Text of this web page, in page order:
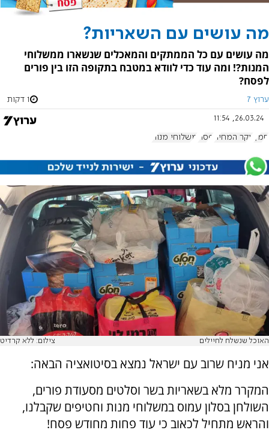
מה עושים עם השאריות?
מה עושים עם כל הממתקים והמאכלים שנשארו ממשלוחי
המנות?! ומה עוד כדי לוודא במטבח בתקופה הזו בין פורים
לפסח?
ערוץ 7 1 דקות
26.03.24, 11:54
חמץ יוקר המחיה פסח משלוחי מנות
האוכל שנשלח לחיילים צילום: ללא קרדיט
אני מניח שרוב עם ישראל נמצא בסיטואציה הבאה:
המקרר מלא בשאריות בשר וסלטים מסעודת פורים,
השולחן בסלון עמוס במשלוחי מנות וחטיפים שקבלנו,
והראש מתחיל לכאוב כי עוד פחות מחודש פסח!